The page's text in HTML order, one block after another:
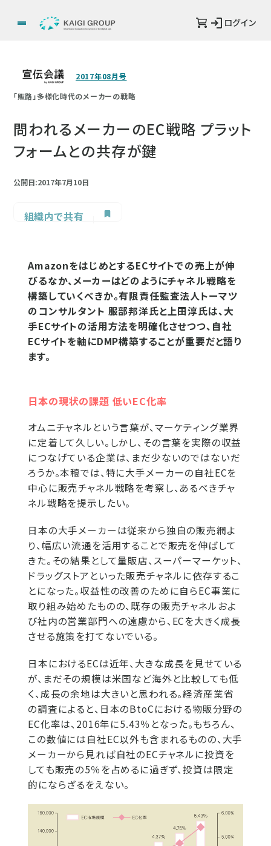
ログイン
2017年08月号
「販路」多様化時代のメーカーの戦略
問われるメーカーのEC戦略 プラット
フォームとの共存が鍵
公開日:2017年7月10日
組織内で共有
AmazonをはじめとするECサイトでの売上が伸
びるなか、メーカーはどのようにチャネル戦略を
構築していくべきか。有限責任監査法人トーマツ
のコンサルタント 服部邦洋氏と上田淳氏は、大
手ECサイトの活用方法を明確化させつつ、自社
ECサイトを軸にDMP構築することが重要だと語り
ます。
日本の現状の課題 低いEC化率
オムニチャネルという言葉が、マーケティング業界
に定着して久しい。しかし、その言葉を実際の収益
につなげている企業は、まだ少ないのではないだ
ろうか。本稿では、特に大手メーカーの自社ECを
中心に販売チャネル戦略を考察し、あるべきチャ
ネル戦略を提示したい。
日本の大手メーカーは従来から独自の販売網よ
り、幅広い流通を活用することで販売を伸ばして
きた。その結果として量販店、スーパーマーケット、
ドラッグストアといった販売チャネルに依存するこ
とになった。収益性の改善のために自らEC事業に
取り組み始めたものの、既存の販売チャネルおよ
び社内の営業部門への遠慮から、ECを大きく成長
させる施策を打てないでいる。
日本におけるECは近年、大きな成長を見せている
が、まだその規模は米国など海外と比較しても低
く、成長の余地は大きいと思われる。経済産業省
の調査によると、日本のBtoCにおける物販分野の
EC化率は、2016年に5.43％となった。もちろん、
この数値には自社EC以外も含まれるものの、大手
メーカーから見れば自社のECチャネルに投資を
しても販売の5％を占めるに過ぎず、投資は限定
的にならざるをえない。